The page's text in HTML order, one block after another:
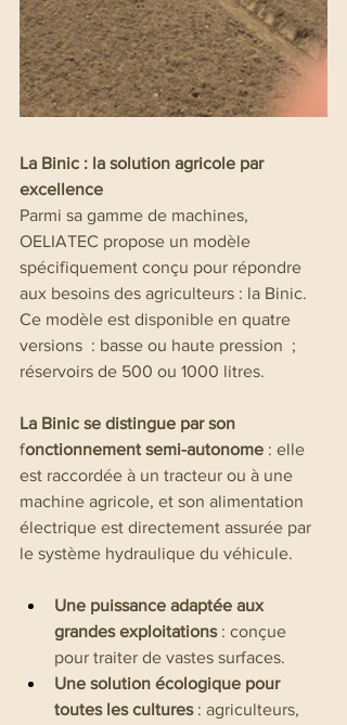
La Binic : la solution agricole par
excellence
Parmi sa gamme de machines,
OELIATEC propose un modèle
spécifiquement conçu pour répondre
aux besoins des agriculteurs : la Binic.
Ce modèle est disponible en quatre
versions  : basse ou haute pression  ;
réservoirs de 500 ou 1000 litres.
La Binic se distingue par son
fonctionnement semi-autonome : elle
est raccordée à un tracteur ou à une
machine agricole, et son alimentation
électrique est directement assurée par
le système hydraulique du véhicule.
Une puissance adaptée aux
grandes exploitations : conçue
pour traiter de vastes surfaces.
Une solution écologique pour
toutes les cultures : agriculteurs,